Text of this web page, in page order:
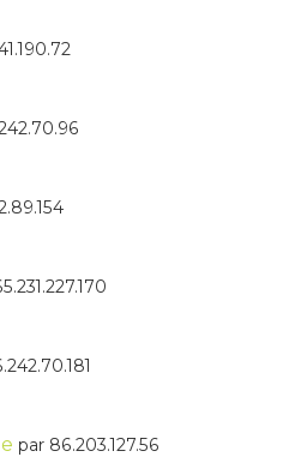
par 86.203.127.56